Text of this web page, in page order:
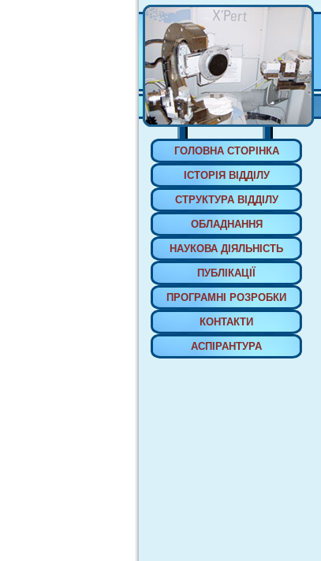
ГОЛОВНА СТОРIНКА
IСТОРIЯ ВIДДIЛУ
СТРУКТУРА ВIДДIЛУ
ОБЛАДНАННЯ
НАУКОВА ДIЯЛЬНIСТЬ
ПУБЛIКАЦIЇ
ПРОГРАМНI РОЗРОБКИ
КОНТАКТИ
АСПIРАНТУРА